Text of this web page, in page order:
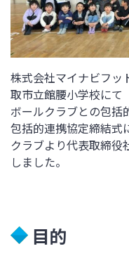
株式会社マイナビフッ
取市立館腰小学校にて
ボールクラブとの包括
包括的連携協定締結式
クラブより代表取締役
しました。
目的